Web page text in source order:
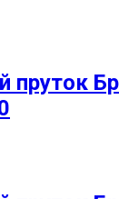
пруток